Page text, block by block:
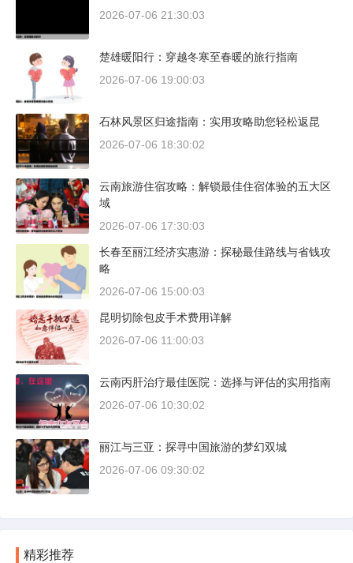
2026-07-06 21:30:03
楚雄暖阳行：穿越冬寒至春暖的旅行指南
2026-07-06 19:00:03
石林风景区归途指南：实用攻略助您轻松返昆
2026-07-06 18:30:02
云南旅游住宿攻略：解锁最佳住宿体验的五大区
域
2026-07-06 17:30:03
长春至丽江经济实惠游：探秘最佳路线与省钱攻
略
2026-07-06 15:00:03
昆明切除包皮手术费用详解
2026-07-06 11:00:03
云南丙肝治疗最佳医院：选择与评估的实用指南
2026-07-06 10:30:02
丽江与三亚：探寻中国旅游的梦幻双城
2026-07-06 09:30:02
精彩推荐